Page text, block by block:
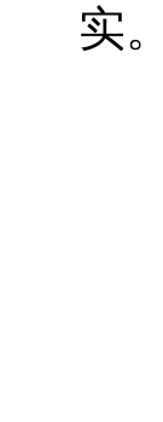
实。